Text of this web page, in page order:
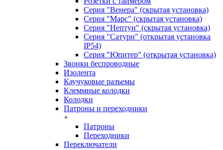
Серия "Венера" (скрытая установка)
Серия "Марс" (скрытая установка)
Серия "Нептун" (скрытая установка)
Серия "Сатурн" (открытая установка
IP54)
Серия "Юпитер" (открытая установка)
Звонки беспроводные
Изолента
Каучуковые разъемы
Клеммные колодки
Колодки
Патроны и переходники
+
Патроны
Переходники
Переключатели